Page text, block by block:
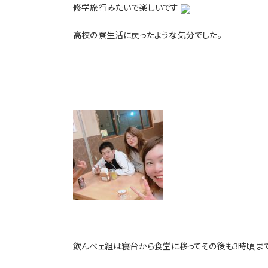
修学旅行みたいで楽しいです
高校の寮生活に戻ったような気分でした。
飲んべェ組は寝台から食堂に移ってその後も3時頃まで